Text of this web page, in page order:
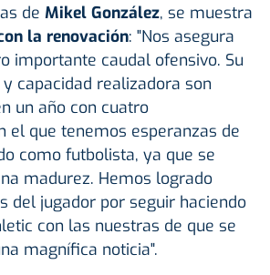
de Mikel González, se muestra
la renovación: "Nos asegura
importante caudal ofensivo. Su
capacidad realizadora son
un año con cuatro
el que tenemos esperanzas de
como futbolista, ya que se
madurez. Hemos logrado
del jugador por seguir haciendo
con las nuestras de que se
magnífica noticia".